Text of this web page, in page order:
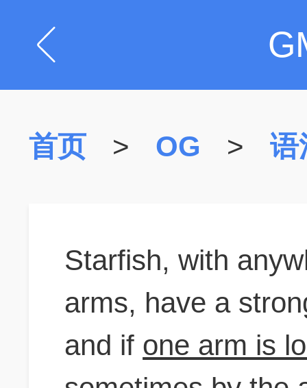
首页 > OG > 语
Starfish, with
arms, have a
and if one arm is